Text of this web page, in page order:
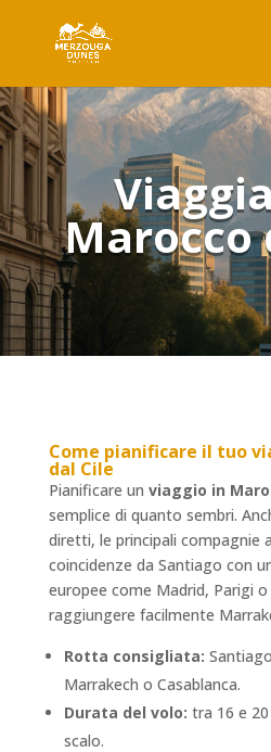
Marocco
Come pianificare il tuo
dal Cile
Pianificare un viaggio in
semplice di quanto sembri.
diretti, le principali compagnie
coincidenze da Santiago con
europee come Madrid, Parigi
raggiungere facilmente
Rotta consigliata:
Marrakech o Casablanca.
Durata del volo: tra 16 e
scalo.